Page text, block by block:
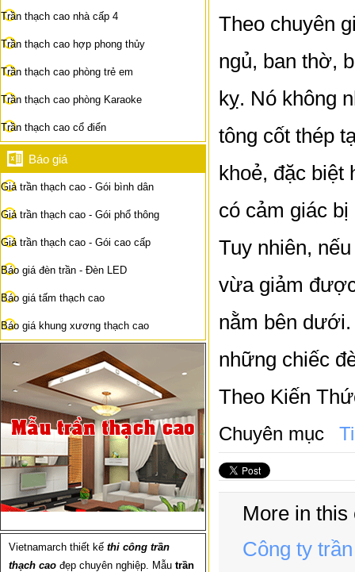
Trần thạch cao nhà cấp 4
Trần thạch cao hợp phong thủy
Trần thạch cao phòng trẻ em
Trần thạch cao phòng Karaoke
Trần thạch cao cổ điển
Báo giá
Giá trần thạch cao - Gói bình dân
Giá trần thạch cao - Gói phổ thông
Giá trần thạch cao - Gói cao cấp
Báo giá đèn trần - Đèn LED
Báo giá tấm thạch cao
Báo giá khung xương thạch cao
Vietnamarch thiết kế thi công trần
thạch cao đẹp chuyên nghiệp. Mẫu trần
Theo chuyên
ngủ, ban thờ,
kỵ. Nó không
tông cốt thép
khoẻ, đặc biệt
có cảm giác
Tuy nhiên,
vừa giảm
nằm bên
những chiếc
Theo Kiến
Chuyên mục
More in this
Công ty